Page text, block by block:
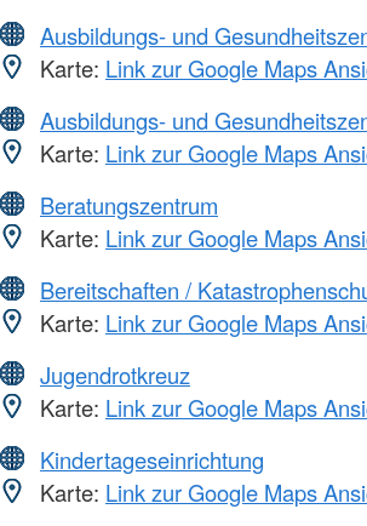
Ausbildungs- und
Karte: Link zur Google Maps
Ausbildungs- und
Karte: Link zur Google Maps
Beratungszentrum
Karte: Link zur Google Maps
Bereitschaften /
Karte: Link zur Google Maps
Jugendrotkreuz
Karte: Link zur Google Maps
Kindertageseinrichtung
Karte: Link zur Google Maps